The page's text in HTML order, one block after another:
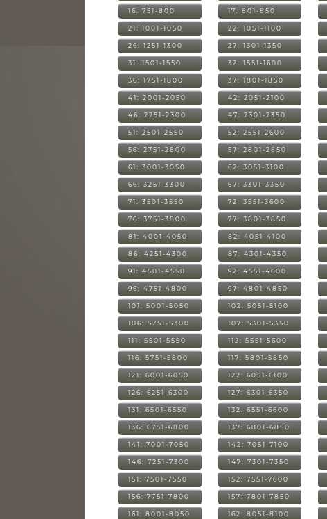
16: 751-800 17: 801-850
21: 1001-1050 22: 1051-1100
26: 1251-1300 27: 1301-1350
31: 1501-1550 32: 1551-1600
36: 1751-1800 37: 1801-1850
41: 2001-2050 42: 2051-2100
46: 2251-2300 47: 2301-2350
51: 2501-2550 52: 2551-2600
56: 2751-2800 57: 2801-2850
61: 3001-3050 62: 3051-3100
66: 3251-3300 67: 3301-3350
71: 3501-3550 72: 3551-3600
76: 3751-3800 77: 3801-3850
81: 4001-4050 82: 4051-4100
86: 4251-4300 87: 4301-4350
91: 4501-4550 92: 4551-4600
96: 4751-4800 97: 4801-4850
101: 5001-5050 102: 5051-5100
106: 5251-5300 107: 5301-5350
111: 5501-5550 112: 5551-5600
116: 5751-5800 117: 5801-5850
121: 6001-6050 122: 6051-6100
126: 6251-6300 127: 6301-6350
131: 6501-6550 132: 6551-6600
136: 6751-6800 137: 6801-6850
141: 7001-7050 142: 7051-7100
146: 7251-7300 147: 7301-7350
151: 7501-7550 152: 7551-7600
156: 7751-7800 157: 7801-7850
161: 8001-8050 162: 8051-8100